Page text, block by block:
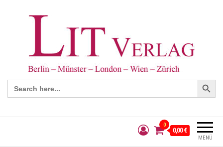
Search
for:
Search Button
MENÜ
0
0,00 €